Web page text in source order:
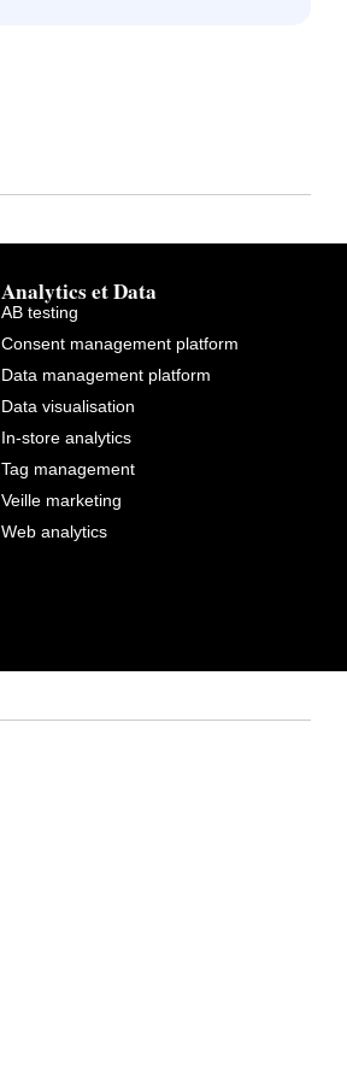
Analytics et Data
AB testing
Consent management platform
Data management platform
Data visualisation
In-store analytics
Tag management
Veille marketing
Web analytics